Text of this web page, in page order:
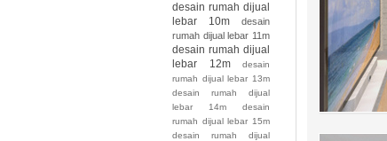
desain rumah dijual
lebar 10m
desain
rumah dijual lebar 11m
desain rumah dijual
lebar 12m
desain
rumah dijual lebar 13m
desain rumah dijual
lebar 14m
desain
rumah dijual lebar 15m
desain rumah dijual